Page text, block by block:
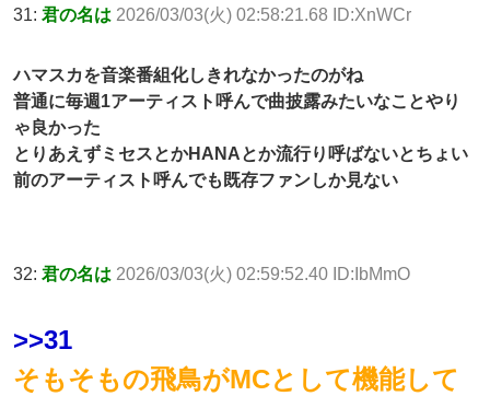
31: 君の名は 2026/03/03(火) 02:58:21.68 ID:XnWCr
ハマスカを音楽番組化しきれなかったのがね
普通に毎週1アーティスト呼んで曲披露みたいなことやり
ゃ良かった
とりあえずミセスとかHANAとか流行り呼ばないとちょい
前のアーティスト呼んでも既存ファンしか見ない
32: 君の名は 2026/03/03(火) 02:59:52.40 ID:IbMmO
>>31
そもそもの飛鳥がMCとして機能して